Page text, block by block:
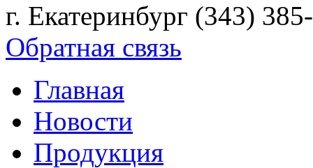
г. Екатеринбург (343)
Обратная связь
Главная
Новости
Продукция